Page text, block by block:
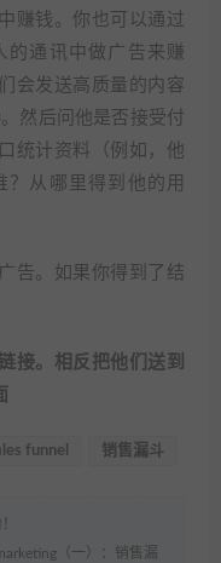
赚钱。你也可以通过
的通讯中做广告来赚
会发送高质量的内容
然后问他是否接受付
统计资料（例如，他
？从哪里得到他的用
告。如果你得到了结
接。相反把他们送到
funnel 销售漏斗
（一）：销售漏